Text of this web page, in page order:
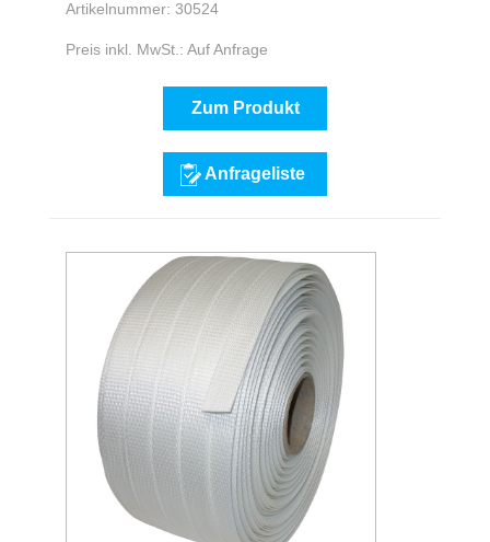
Artikelnummer: 30524
Preis inkl. MwSt.: Auf Anfrage
Zum Produkt
Anfrageliste